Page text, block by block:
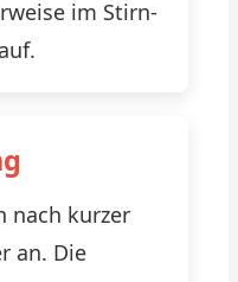
im Stirn-
nach kurzer
an. Die